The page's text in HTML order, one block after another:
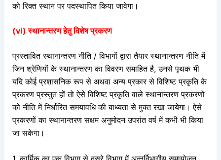
कोरिक्त स्थान पर पदस्थापित किया जावेगा।
(vi) स्थानान्तरण हेतु विशेष प्रकरण
प्रस्तावित स्थानान्तरण नीति / विभागों द्वारा तैयार स्थानान्तरण नीति में
जिन श्रेणियों के स्थानान्तरण का विवरण समाहित है, उनसे पृथक भी
यदि कोई प्रशासनिक रूप से अथवा अन्य प्रकार से विशिष्ट प्रकृति के
प्रकरण प्रस्तुत हों तो ऐसे विशिष्ट प्रकृति वाले स्थानान्तरण प्रकरणों
को नीति में निर्धारित समयावधि की बाध्यता से मुक्त रखा जायेगा। ऐसे
प्रकरणों का स्थानान्तरण सक्षम अनुमोदन उपरांत वर्ष में कभी भी किया
जा सकेगा।